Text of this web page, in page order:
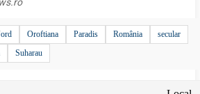
Oroftiana Paradis România
secular
Suharau